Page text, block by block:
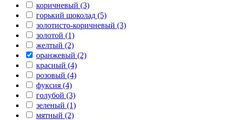
коричневый (3)
горький шоколад (5)
золотисто-коричневый (3)
золотой (1)
желтый (2)
оранжевый (2)
красный (4)
розовый (4)
фуксия (4)
голубой (3)
зеленый (1)
мятный (2)